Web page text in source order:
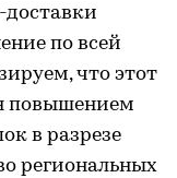
доставки
по всей
что этот
повышением
в разрезе
региональных